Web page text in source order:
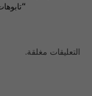
التعليقات مغلقة.